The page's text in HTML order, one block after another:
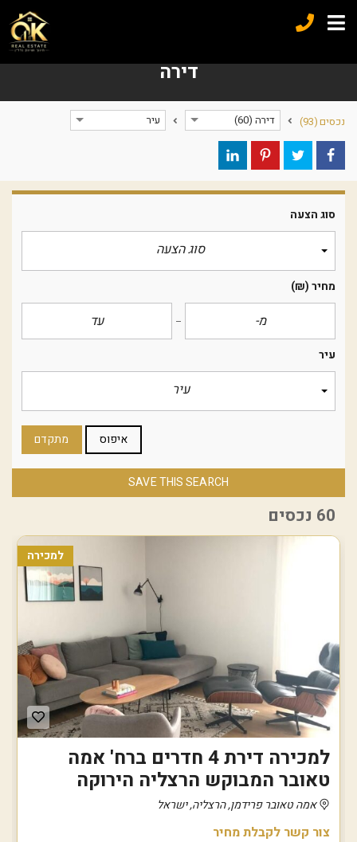
דירה
נכסים(93) דירה (60) עיר
סוג הצעה
סוג הצעה
מחיר(₪)
עיר
עיר
איפוס מתקדם
SAVE THIS SEARCH
60 נכסים
למכירה
למכירה דירת 4 חדרים ברח' אמה
טאובר המבוקש הרצליה הירוקה
אמה טאובר פרידמן, הרצליה, ישראל
צור קשר לקבלת מחיר